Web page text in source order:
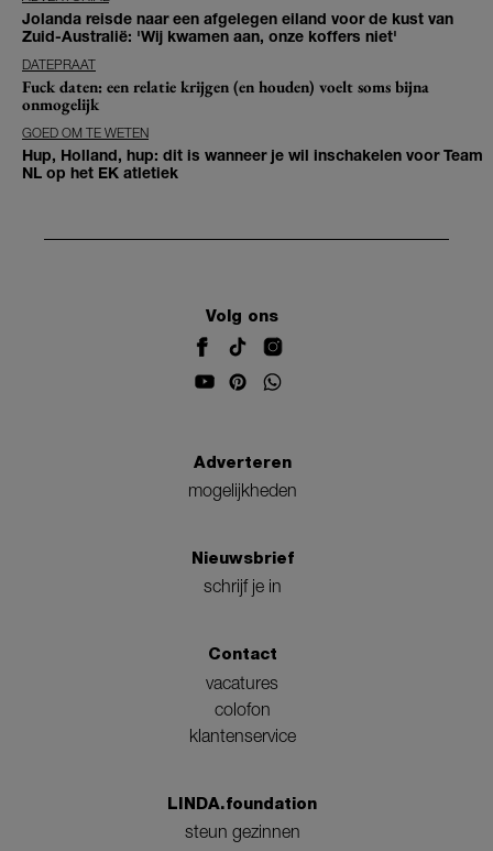
Jolanda reisde naar een afgelegen eiland voor de kust van
Zuid-Australië: 'Wij kwamen aan, onze koffers niet'
DATEPRAAT
Fuck daten: een relatie krijgen (en houden) voelt soms bijna
onmogelijk
GOED OM TE WETEN
Hup, Holland, hup: dit is wanneer je wil inschakelen voor Team
NL op het EK atletiek
Volg ons
Adverteren
mogelijkheden
Nieuwsbrief
schrijf je in
Contact
vacatures
colofon
klantenservice
LINDA.foundation
steun gezinnen